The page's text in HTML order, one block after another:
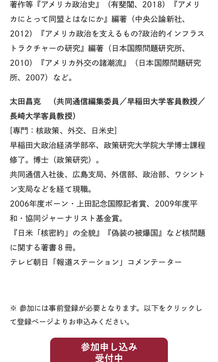
著作等『アメリカ政治史』（有斐閣、2018）『アメリ
カにとって同盟とはなにか』編著（中央公論新社、
2012）『アメリカ政治を支えるもの?政治的インフラス
トラクチャーの研究』編著（日本国際問題研究所、
2010）『アメリカ外交の諸潮流』（日本国際問題研究
所、2007）など。
太田昌克 （共同通信編集委員／早稲田大学客員教授／
長崎大学客員教授）
[専門：核政策、外交、日米史]
早稲田大政治経済学部卒、政策研究大学院大学博士課程
修了。博士（政策研究）。
共同通信入社後、広島支局、外信部、政治部、ワシント
ン支局などを経て現職。
2006年度ボーン・上田記念国際記者賞、2009年度平
和・協同ジャーナリスト基金賞。
『日米「核密約」の全貌』『偽装の被爆国』など核問題
に関する著書８冊。
テレビ朝日「報道ステーション」コメンテーター
※ 参加には事前登録が必要となります。以下をクリックし
て登録ページよりお申込みください。